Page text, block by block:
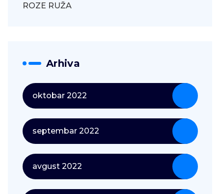
ROZE RUŽA
Arhiva
oktobar 2022
septembar 2022
avgust 2022